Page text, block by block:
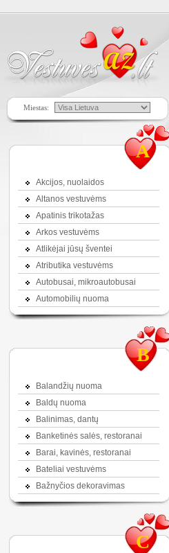
Miestas:
A
Akcijos, nuolaidos
Altanos vestuvėms
Apatinis trikotažas
Arkos vestuvėms
Atlikėjai jūsų šventei
Atributika vestuvėms
Autobusai, mikroautobusai
Automobilių nuoma
B
Balandžių nuoma
Baldų nuoma
Balinimas, dantų
Banketinės salės, restoranai
Barai, kavinės, restoranai
Bateliai vestuvėms
Bažnyčios dekoravimas
C